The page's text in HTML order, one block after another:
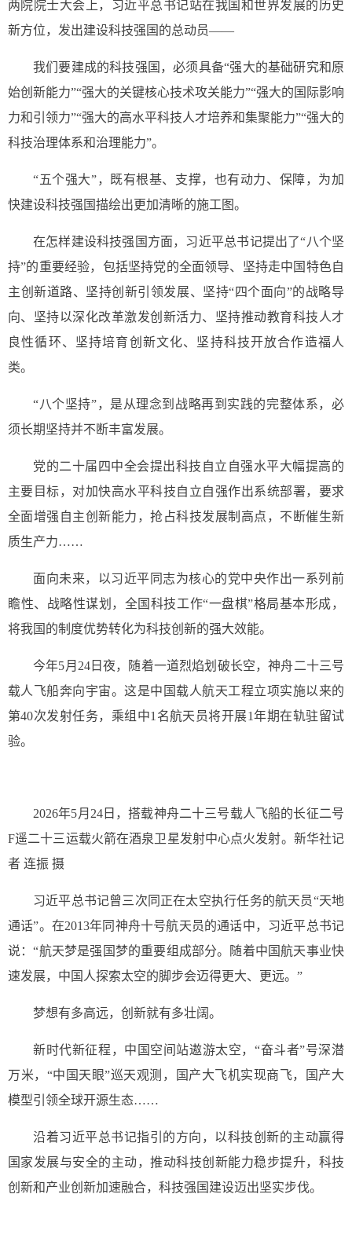
两院院士大会上，习近平总书记站在我国和世界发展的历史
新方位，发出建设科技强国的总动员——
我们要建成的科技强国，必须具备“强大的基础研究和原
始创新能力”“强大的关键核心技术攻关能力”“强大的国际影响
力和引领力”“强大的高水平科技人才培养和集聚能力”“强大的
科技治理体系和治理能力”。
“五个强大”，既有根基、支撑，也有动力、保障，为加
快建设科技强国描绘出更加清晰的施工图。
在怎样建设科技强国方面，习近平总书记提出了“八个坚
持”的重要经验，包括坚持党的全面领导、坚持走中国特色自
主创新道路、坚持创新引领发展、坚持“四个面向”的战略导
向、坚持以深化改革激发创新活力、坚持推动教育科技人才
良性循环、坚持培育创新文化、坚持科技开放合作造福人
类。
“八个坚持”，是从理念到战略再到实践的完整体系，必
须长期坚持并不断丰富发展。
党的二十届四中全会提出科技自立自强水平大幅提高的
主要目标，对加快高水平科技自立自强作出系统部署，要求
全面增强自主创新能力，抢占科技发展制高点，不断催生新
质生产力……
面向未来，以习近平同志为核心的党中央作出一系列前
瞻性、战略性谋划，全国科技工作“一盘棋”格局基本形成，
将我国的制度优势转化为科技创新的强大效能。
今年5月24日夜，随着一道烈焰划破长空，神舟二十三号
载人飞船奔向宇宙。这是中国载人航天工程立项实施以来的
第40次发射任务，乘组中1名航天员将开展1年期在轨驻留试
验。
2026年5月24日，搭载神舟二十三号载人飞船的长征二号
F遥二十三运载火箭在酒泉卫星发射中心点火发射。新华社记
者 连振 摄
习近平总书记曾三次同正在太空执行任务的航天员“天地
通话”。在2013年同神舟十号航天员的通话中，习近平总书记
说：“航天梦是强国梦的重要组成部分。随着中国航天事业快
速发展，中国人探索太空的脚步会迈得更大、更远。”
梦想有多高远，创新就有多壮阔。
新时代新征程，中国空间站遨游太空，“奋斗者”号深潜
万米，“中国天眼”巡天观测，国产大飞机实现商飞，国产大
模型引领全球开源生态……
沿着习近平总书记指引的方向，以科技创新的主动赢得
国家发展与安全的主动，推动科技创新能力稳步提升，科技
创新和产业创新加速融合，科技强国建设迈出坚实步伐。